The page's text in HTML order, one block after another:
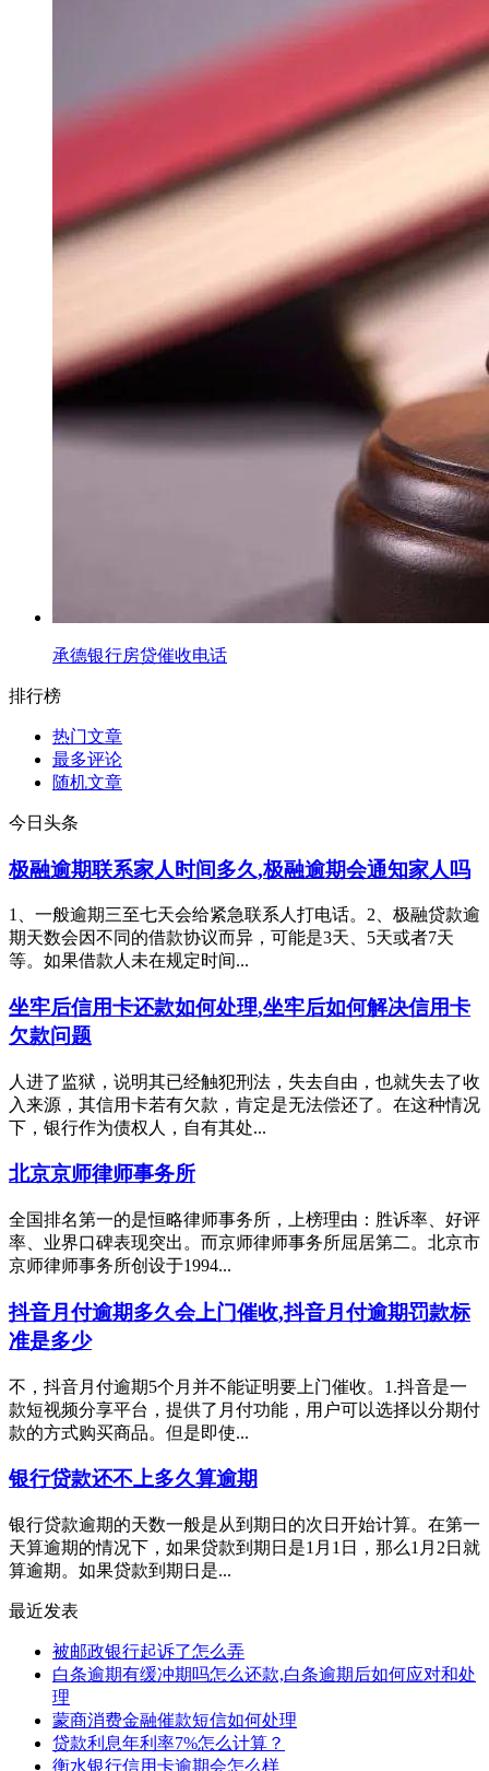
承德银行房贷催收电话
排行榜
热门文章
最多评论
随机文章
今日头条
极融逾期联系家人时间多久,极融逾期会通知家人吗
1、一般逾期三至七天会给紧急联系人打电话。2、极融贷款逾
期天数会因不同的借款协议而异，可能是3天、5天或者7天
等。如果借款人未在规定时间...
坐牢后信用卡还款如何处理,坐牢后如何解决信用卡
欠款问题
人进了监狱，说明其已经触犯刑法，失去自由，也就失去了收
入来源，其信用卡若有欠款，肯定是无法偿还了。在这种情况
下，银行作为债权人，自有其处...
北京京师律师事务所
全国排名第一的是恒略律师事务所，上榜理由：胜诉率、好评
率、业界口碑表现突出。而京师律师事务所屈居第二。北京市
京师律师事务所创设于1994...
抖音月付逾期多久会上门催收,抖音月付逾期罚款标
准是多少
不，抖音月付逾期5个月并不能证明要上门催收。1.抖音是一
款短视频分享平台，提供了月付功能，用户可以选择以分期付
款的方式购买商品。但是即使...
银行贷款还不上多久算逾期
银行贷款逾期的天数一般是从到期日的次日开始计算。在第一
天算逾期的情况下，如果贷款到期日是1月1日，那么1月2日就
算逾期。如果贷款到期日是...
最近发表
被邮政银行起诉了怎么弄
白条逾期有缓冲期吗怎么还款,白条逾期后如何应对和处
理
蒙商消费金融催款短信如何处理
贷款利息年利率7%怎么计算？
衡水银行信用卡逾期会怎么样